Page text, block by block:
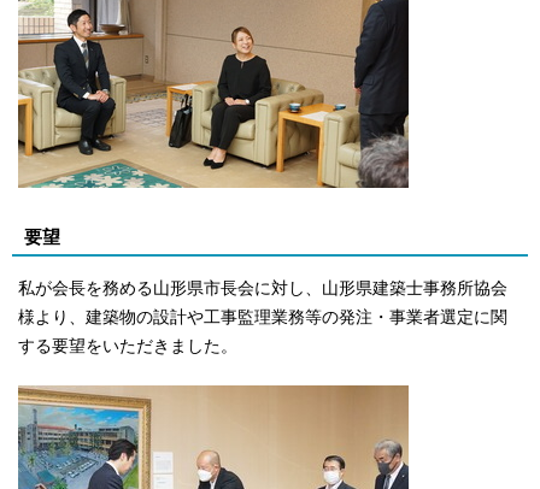
要望
私が会長を務める山形県市長会に対し、山形県建築士事務所協会
様より、建築物の設計や工事監理業務等の発注・事業者選定に関
する要望をいただきました。